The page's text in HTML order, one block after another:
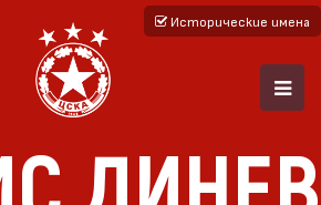
Исторические имена